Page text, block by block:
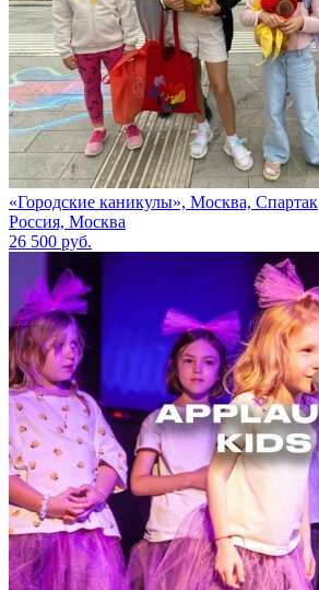
«Городские каникулы», Москва, Спартак
Россия, Москва
26 500 руб.